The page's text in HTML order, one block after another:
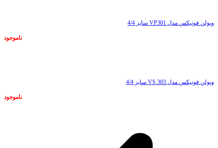
ویولن فونیکس مدل VP301 سایز 4/4
ناموجود
ویولن فونیکس مدل VS 303 سایز 4/4
ناموجود